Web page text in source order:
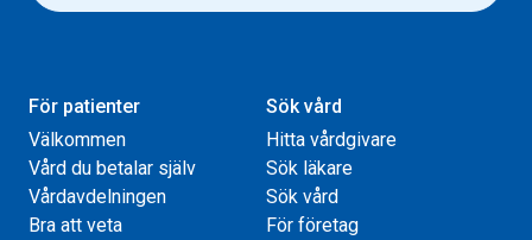
För patienter
Välkommen
Vård du betalar själv
Vårdavdelningen
Bra att veta
Sök vård
Hitta vårdgivare
Sök läkare
Sök vård
För företag